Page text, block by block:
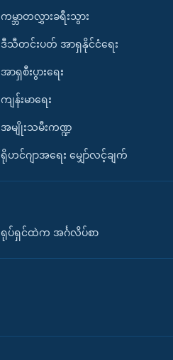
ကမ္ဘာတလွှားခရီးသွား
ဒီသီတင်းပတ် အာရှနိုင်ငံရေး
အာရှစီးပွားရေး
ကျန်းမာရေး
အမျိုးသမီးကဏ္ဍ
ရိုဟင်ဂျာအရေး မျှော်လင့်ချက်
ရုပ်ရှင်ထဲက အင်္ဂလိပ်စာ